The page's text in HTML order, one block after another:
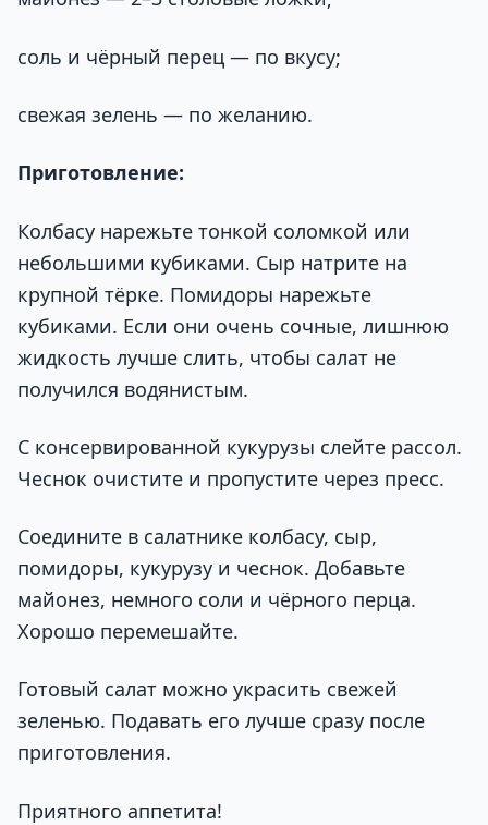
соль и чёрный перец — по вкусу;
свежая зелень — по желанию.
Приготовление:
Колбасу нарежьте тонкой соломкой или
небольшими кубиками. Сыр натрите на
крупной тёрке. Помидоры нарежьте
кубиками. Если они очень сочные, лишнюю
жидкость лучше слить, чтобы салат не
получился водянистым.
С консервированной кукурузы слейте рассол.
Чеснок очистите и пропустите через пресс.
Соедините в салатнике колбасу, сыр,
помидоры, кукурузу и чеснок. Добавьте
майонез, немного соли и чёрного перца.
Хорошо перемешайте.
Готовый салат можно украсить свежей
зеленью. Подавать его лучше сразу после
приготовления.
Приятного аппетита!